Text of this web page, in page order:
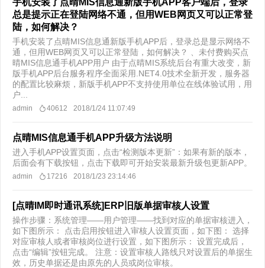
手机安装了点晴MIS信息通新版手机APP客户端后，登录
总是提示正在登陆网络不通，但用WEB网页又可以正常登
陆，如何解决？
手机安装了点晴MIS信息通新版手机APP后，登录总是显示网络不
通，但用WEB网页又可以正常登陆，如何解决？ 、未付费购买点
晴MIS信息通手机APP用户 由于点晴MIS系统后台有重大改变，新
版手机APP后台服务程序全面采用.NET4.0技术全新开发，服务器
的配置比较麻烦，新版手机APP不支持使用单位在线体验试用，用
户...
admin 40612 2018/1/24 11:07:49
点晴MIS信息通手机APP升级方法说明
进入手机APP设置页面，点击“检测版本更新”：如果有新的版本，
后面会有下载按钮，点击下载即可开始安装最新升级包更新APP。
admin 17216 2018/1/23 23:14:46
[点晴IM即时通讯系统]ERP旧版单据审核人设置
操作步骤：系统管理——用户管理——找到对应的单据审核进入，
如下图所示： 点击启用按钮进入审核人设置页面，如下图： 选择
对应审核人或者审核岗位进行设置，如下图所示： 设置完成后，
点击“编辑”按钮完成。 注意：设置审核人路线只对设置后的单据生
效，历史单据还是由原先的人员或岗位审核。